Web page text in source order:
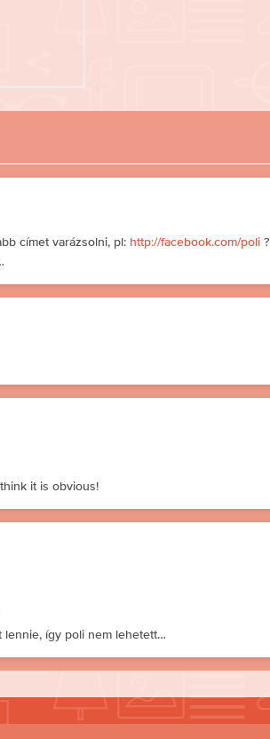
címet varázsolni, pl: http://facebook.com/poli?
it is obvious!
lennie, így poli nem lehetett…